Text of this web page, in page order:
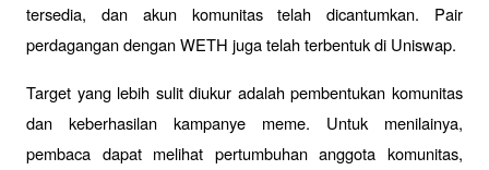
tersedia, dan akun komunitas telah dicantumkan. Pair
perdagangan dengan WETH juga telah terbentuk di Uniswap.
Target yang lebih sulit diukur adalah pembentukan komunitas
dan keberhasilan kampanye meme. Untuk menilainya,
pembaca dapat melihat pertumbuhan anggota komunitas,